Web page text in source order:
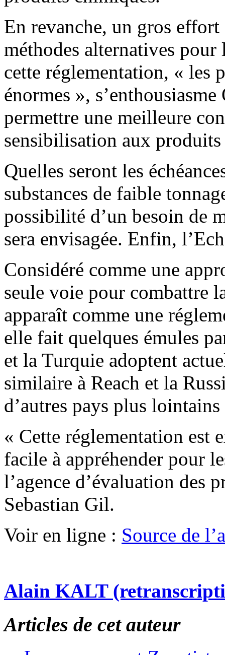
En revanche, un gros effort
méthodes alternatives pour
cette réglementation, « les
énormes »,
permettre une meilleure
sensibilisation aux
Quelles seront les
substances de faible
possibilité d’un besoin de
sera envisagée. Enfin,
Considéré comme une
seule voie pour combattre
apparaît comme une
elle fait quelques émules
et la Turquie adoptent
similaire à Reach et la
d’autres pays plus
« Cette réglementation est
facile à appréhender pour
l’agence d’évaluation des
Sebastian Gil.
Voir en ligne : Source de
Alain KALT
Articles de cet auteur